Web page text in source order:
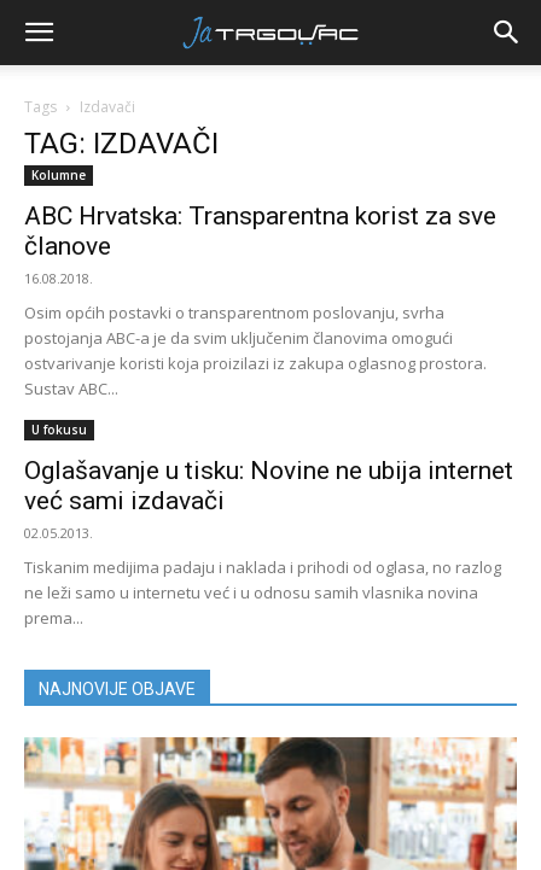
Tags Izdavači
TAG: IZDAVAČI
Kolumne
ABC Hrvatska: Transparentna korist za sve
članove
16.08.2018.
Osim općih postavki o transparentnom poslovanju, svrha
postojanja ABC-a je da svim uključenim članovima omogući
ostvarivanje koristi koja proizilazi iz zakupa oglasnog prostora.
Sustav ABC...
U fokusu
Oglašavanje u tisku: Novine ne ubija internet
već sami izdavači
02.05.2013.
Tiskanim medijima padaju i naklada i prihodi od oglasa, no razlog
ne leži samo u internetu već i u odnosu samih vlasnika novina
prema...
NAJNOVIJE OBJAVE